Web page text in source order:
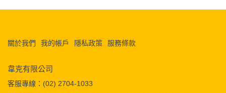
關於我們 我的帳戶 隱私政策 服務條款
韋克有限公司
客服專線：(02) 2704-1033